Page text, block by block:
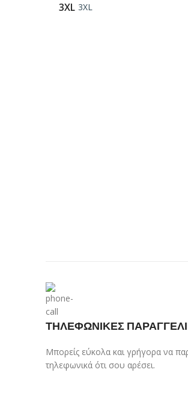
3XL 3XL
ΤΗΛΕΦΩΝΙΚΕΣ
Μπορείς εύκολα και γρήγορα να
τηλεφωνικά ότι σου αρέσει.